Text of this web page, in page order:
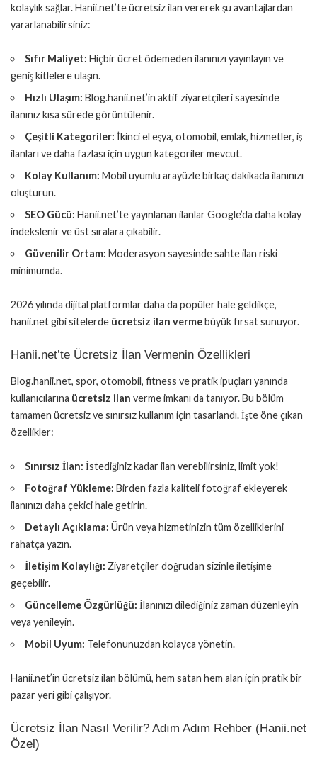
kolaylık sağlar. Hanii.net’te ücretsiz ilan vererek şu avantajlardan
yararlanabilirsiniz:
Sıfır Maliyet: Hiçbir ücret ödemeden ilanınızı yayınlayın ve
geniş kitlelere ulaşın.
Hızlı Ulaşım: Blog.hanii.net’in aktif ziyaretçileri sayesinde
ilanınız kısa sürede görüntülenir.
Çeşitli Kategoriler: İkinci el eşya, otomobil, emlak, hizmetler, iş
ilanları ve daha fazlası için uygun kategoriler mevcut.
Kolay Kullanım: Mobil uyumlu arayüzle birkaç dakikada ilanınızı
oluşturun.
SEO Gücü: Hanii.net’te yayınlanan ilanlar Google’da daha kolay
indekslenir ve üst sıralara çıkabilir.
Güvenilir Ortam: Moderasyon sayesinde sahte ilan riski
minimumda.
2026 yılında dijital platformlar daha da popüler hale geldikçe,
hanii.net gibi sitelerde ücretsiz ilan vermebüyük fırsat sunuyor.
Hanii.net’te Ücretsiz İlan Vermenin Özellikleri
Blog.hanii.net, spor, otomobil, fitness ve pratik ipuçları yanında
kullanıcılarına ücretsiz ilan verme imkanı da tanıyor. Bu bölüm
tamamen ücretsiz ve sınırsız kullanım için tasarlandı. İşte öne çıkan
özellikler:
Sınırsız İlan: İstediğiniz kadar ilan verebilirsiniz, limit yok!
Fotoğraf Yükleme: Birden fazla kaliteli fotoğraf ekleyerek
ilanınızı daha çekici hale getirin.
Detaylı Açıklama: Ürün veya hizmetinizin tüm özelliklerini
rahatça yazın.
İletişim Kolaylığı: Ziyaretçiler doğrudan sizinle iletişime
geçebilir.
Güncelleme Özgürlüğü: İlanınızı dilediğiniz zaman düzenleyin
veya yenileyin.
Mobil Uyum: Telefonunuzdan kolayca yönetin.
Hanii.net’in ücretsiz ilan bölümü, hem satan hem alan için pratik bir
pazar yeri gibi çalışıyor.
Ücretsiz İlan Nasıl Verilir? Adım Adım Rehber (Hanii.net
Özel)